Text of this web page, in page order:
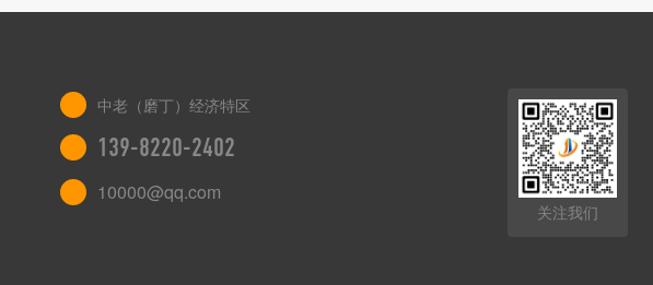
中老（磨丁）经济特区
139-8220-2402
10000@qq.com
关注我们